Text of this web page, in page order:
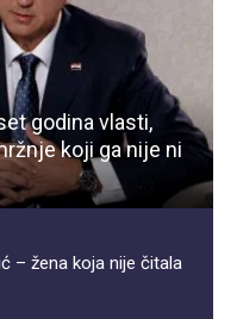
godina vlasti,
koji ga nije ni
– žena koja nije čitala